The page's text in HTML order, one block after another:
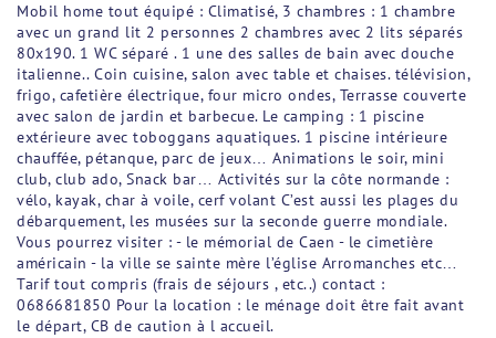
Mobil home tout équipé : Climatisé, 3 chambres : 1 chambre
avec un grand lit 2 personnes 2 chambres avec 2 lits séparés
80x190. 1 WC séparé . 1 une des salles de bain avec douche
italienne.. Coin cuisine, salon avec table et chaises. télévision,
frigo, cafetière électrique, four micro ondes, Terrasse couverte
avec salon de jardin et barbecue. Le camping : 1 piscine
extérieure avec toboggans aquatiques. 1 piscine intérieure
chauffée, pétanque, parc de jeux… Animations le soir, mini
club, club ado, Snack bar… Activités sur la côte normande :
vélo, kayak, char à voile, cerf volant C’est aussi les plages du
débarquement, les musées sur la seconde guerre mondiale.
Vous pourrez visiter : - le mémorial de Caen - le cimetière
américain - la ville se sainte mère l’église Arromanches etc…
Tarif tout compris (frais de séjours , etc..) contact :
0686681850 Pour la location : le ménage doit être fait avant
le départ, CB de caution à l accueil.